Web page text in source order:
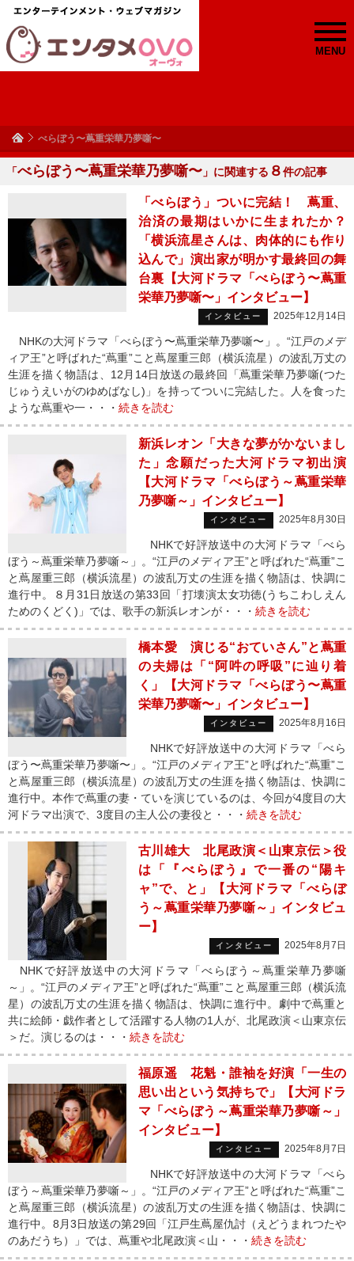
MENU
べらぼう〜蔦重栄華乃夢噺〜
「べらぼう〜蔦重栄華乃夢噺〜 」に関連する ８件の記事
「べらぼう」ついに完結！ 蔦重、
治済の最期はいかに生まれたか？
「横浜流星さんは、肉体的にも作り
込んで」演出家が明かす最終回の舞
台裏【大河ドラマ「べらぼう〜蔦重
栄華乃夢噺〜」インタビュー】
インタビュー 2025年12月14日
NHKの大河ドラマ「べらぼう〜蔦重栄華乃夢噺〜」。“江戸のメデ
ィア王”と呼ばれた“蔦重”こと蔦屋重三郎（横浜流星）の波乱万丈の
生涯を描く物語は、12月14日放送の最終回「蔦重栄華乃夢噺(つた
じゅうえいがのゆめばなし)」を持ってついに完結した。人を食った
ような蔦重や一・・・ 続きを読む
新浜レオン「大きな夢がかないまし
た」念願だった大河ドラマ初出演
【大河ドラマ「べらぼう～蔦重栄華
乃夢噺～」インタビュー】
インタビュー 2025年8月30日
NHKで好評放送中の大河ドラマ「べら
ぼう～蔦重栄華乃夢噺～」。“江戸のメディア王”と呼ばれた“蔦重”こ
と蔦屋重三郎（横浜流星）の波乱万丈の生涯を描く物語は、快調に
進行中。８月31日放送の第33回「打壊演太女功徳(うちこわしえん
ためのくどく)」では、歌手の新浜レオンが・・・ 続きを読む
橋本愛 演じる“おていさん”と蔦重
の夫婦は「“阿吽の呼吸”に辿り着
く」【大河ドラマ「べらぼう〜蔦重
栄華乃夢噺〜」インタビュー】
インタビュー 2025年8月16日
NHKで好評放送中の大河ドラマ「べら
ぼう〜蔦重栄華乃夢噺〜」。“江戸のメディア王”と呼ばれた“蔦重”こ
と蔦屋重三郎（横浜流星）の波乱万丈の生涯を描く物語は、快調に
進行中。本作で蔦重の妻・ていを演じているのは、今回が4度目の大
河ドラマ出演で、3度目の主人公の妻役と・・・ 続きを読む
古川雄大 北尾政演＜山東京伝＞役
は「『べらぼう』で一番の“陽キ
ャ”で、と」【大河ドラマ「べらぼ
う～蔦重栄華乃夢噺～」インタビュ
ー】
インタビュー 2025年8月7日
NHKで好評放送中の大河ドラマ「べらぼう～蔦重栄華乃夢噺
～」。“江戸のメディア王”と呼ばれた“蔦重”こと蔦屋重三郎（横浜流
星）の波乱万丈の生涯を描く物語は、快調に進行中。劇中で蔦重と
共に絵師・戯作者として活躍する人物の1人が、北尾政演＜山東京伝
＞だ。演じるのは・・・ 続きを読む
福原遥 花魁・誰袖を好演「一生の
思い出という気持ちで」【大河ドラ
マ「べらぼう～蔦重栄華乃夢噺～」
インタビュー】
インタビュー 2025年8月7日
NHKで好評放送中の大河ドラマ「べら
ぼう～蔦重栄華乃夢噺～」。“江戸のメディア王”と呼ばれた“蔦重”こ
と蔦屋重三郎（横浜流星）の波乱万丈の生涯を描く物語は、快調に
進行中。8月3日放送の第29回「江戸生蔦屋仇討（えどうまれつたや
のあだうち）」では、蔦重や北尾政演＜山・・・ 続きを読む